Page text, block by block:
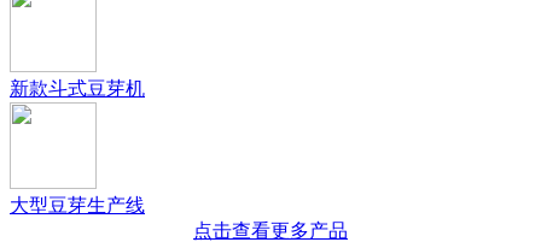
新款斗式豆芽机
大型豆芽生产线
点击查看更多产品